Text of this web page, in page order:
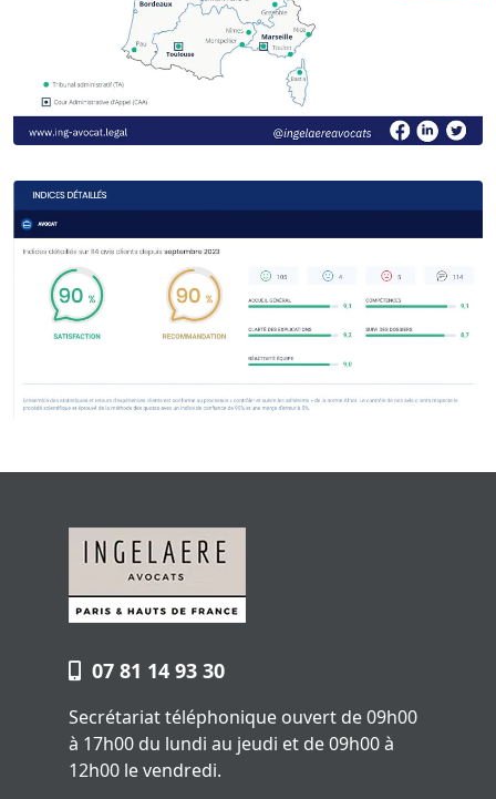
07 81 14 93 30
Secrétariat téléphonique ouvert de 09h00
à 17h00 du lundi au jeudi et de 09h00 à
12h00 le vendredi.